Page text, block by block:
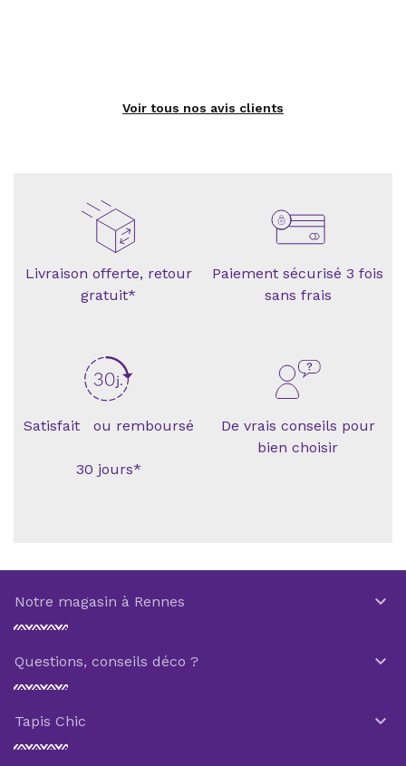
Voir tous nos avis clients
Livraison offerte, retour
gratuit*
Paiement sécurisé 3 fois
sans frais
Satisfait ou remboursé
30 jours*
De vrais conseils pour
bien choisir
Notre magasin à Rennes 
Questions, conseils déco ? 
Tapis Chic 